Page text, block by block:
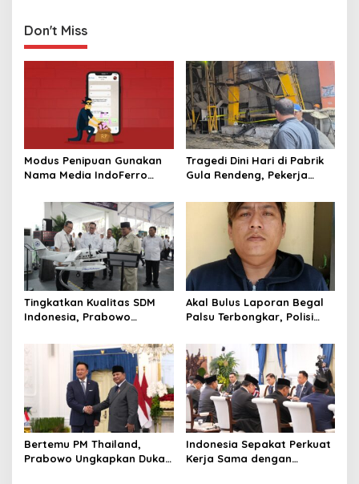
Don't Miss
Modus Penipuan Gunakan
Nama Media IndoFerro
Waspadalah!
Tragedi Dini Hari di Pabrik
Gula Rendeng, Pekerja
Pengangkat Tebu
Tingkatkan Kualitas SDM
Indonesia, Prabowo
hingga Undang Universitas
Terbaik Dunia
Akal Bulus Laporan Begal
Palsu Terbongkar, Polisi
Perusahaan untuk Crypto
Bertemu PM Thailand,
Prabowo Ungkapkan Duka
Indonesia Sepakat Perkuat
Kerja Sama dengan